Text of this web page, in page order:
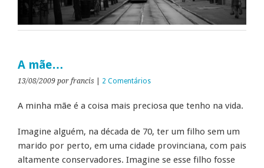
A mãe…
13/08/2009 por francis 2 Comentários
A minha mãe é a coisa mais preciosa que tenho na vida.
Imagine alguém, na década de 70, ter um filho sem um
marido por perto, em uma cidade provinciana, com pais
altamente conservadores. Imagine se esse filho fosse